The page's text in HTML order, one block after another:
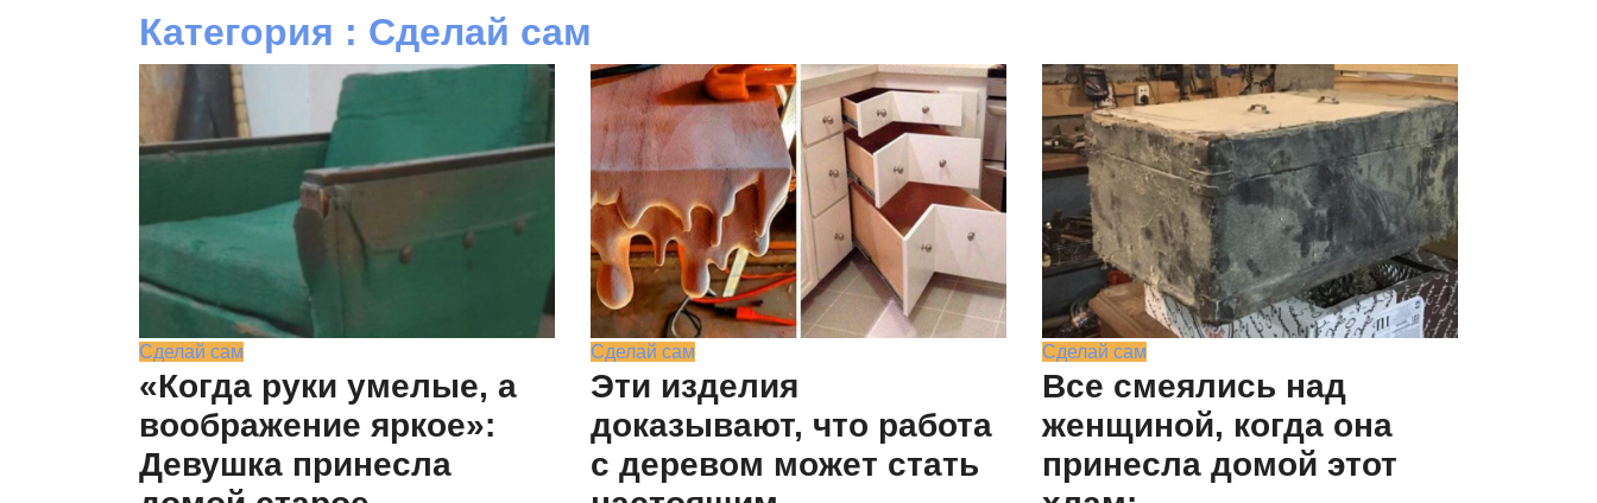
Категория : Сделай сам
Сделай сам
«Когда руки умелые, а
воображение яркое»:
Девушка принесла
Сделай сам
Эти изделия
доказывают, что работа
с деревом может стать
Сделай сам
Все смеялись над
женщиной, когда она
принесла домой этот